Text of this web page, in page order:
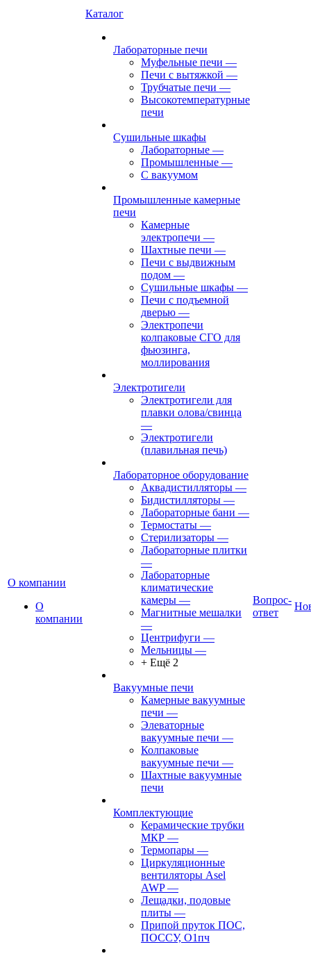
О компании
О
компании
Каталог
Лабораторные печи
Муфельные печи —
Печи с вытяжкой —
Трубчатые печи —
Высокотемпературные
печи
Сушильные шкафы
Лабораторные —
Промышленные —
С вакуумом
Промышленные камерные
печи
Камерные
электропечи —
Шахтные печи —
Печи с выдвижным
подом —
Сушильные шкафы —
Печи с подъемной
дверью —
Электропечи
колпаковые СГО для
фьюзинга,
моллирования
Электротигели
Электротигели для
плавки олова/свинца
—
Электротигели
(плавильная печь)
Лабораторное оборудование
Аквадистилляторы —
Бидистилляторы —
Лабораторные бани —
Термостаты —
Стерилизаторы —
Лабораторные плитки
—
Лабораторные
климатические
камеры —
Магнитные мешалки
—
Центрифуги —
Мельницы —
+ Ещё 2
Вакуумные печи
Камерные вакуумные
печи —
Элеваторные
вакуумные печи —
Колпаковые
вакуумные печи —
Шахтные вакуумные
печи
Комплектующие
Керамические трубки
МКР —
Термопары —
Циркуляционные
вентиляторы Asel
AWP—
Лещадки, подовые
плиты —
Припой пруток ПОС,
ПОССУ, О1пч
Вопрос-
ответ